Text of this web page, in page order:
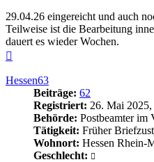
29.04.26 eingereicht und auch
Teilweise ist die Bearbeitung
dauert es wieder Wochen.
Hessen63
Beiträge: 62
Registriert: 26. Mai
Behörde: Postbeamter im
Tätigkeit: Früher
Wohnort: Hessen Rhein-
Geschlecht: